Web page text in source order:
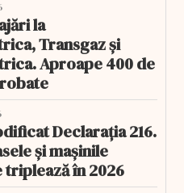
la
Transgaz și
Aproape 400 de
Declarația 216.
și mașinile
triplează în 2026